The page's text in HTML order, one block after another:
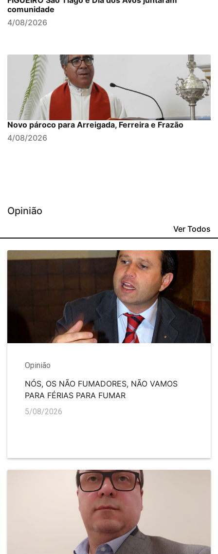
comunidade
4/08/2026
Novo pároco para Arreigada, Ferreira e Frazão
4/08/2026
Opinião
Ver Todos
Opinião
NÓS, OS NÃO FUMADORES, NÃO VAMOS
PARA FÉRIAS PARA FUMAR
5/08/2026